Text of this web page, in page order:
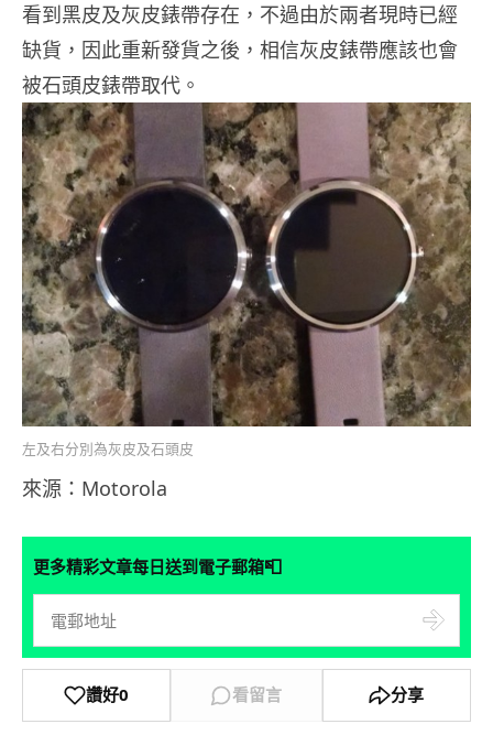
看到黑皮及灰皮錶帶存在，不過由於兩者現時已經
缺貨，因此重新發貨之後，相信灰皮錶帶應該也會
被石頭皮錶帶取代。
左及右分別為灰皮及石頭皮
來源：Motorola
更多精彩文章每日送到電子郵箱📮
讚好0 看留言 分享